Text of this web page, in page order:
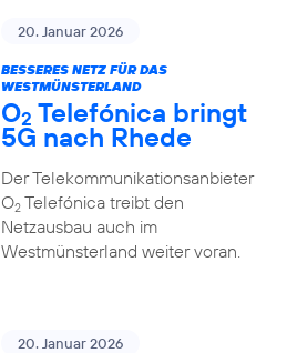
20. Januar 2026
BESSERES NETZ FÜR DAS
WESTMÜNSTERLAND
O2 Telefónica bringt
5G nach Rhede
Der Telekommunikationsanbieter
O2Telefónica treibt den
Netzausbau auch im
Westmünsterland weiter voran.
20. Januar 2026